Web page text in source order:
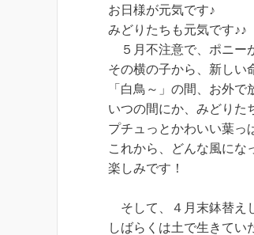
お日様が元気です♪
みどりたちも元気です♪♪
５月不注意で、ポニー
その横の子から、新しい
「白鳥～」の間、お外で
いつの間にか、みどりた
プチュっとかわいい葉っ
これから、どんな風にな
楽しみです！
そして、４月末鉢替え
しばらくは土で生きてい